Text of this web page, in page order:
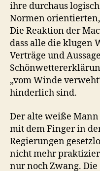
ihre durchaus
Normen
Die Reaktion der
dass alle die klugen
Verträge und
„vom Winde
hinderlich sind.
Der alte weiße Mann
mit dem Finger in
Regierungen
nicht mehr
nur noch Zwang.